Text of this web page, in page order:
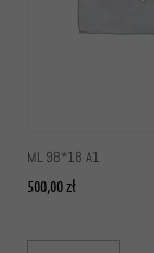
ML 98*18 A1
500,00zł